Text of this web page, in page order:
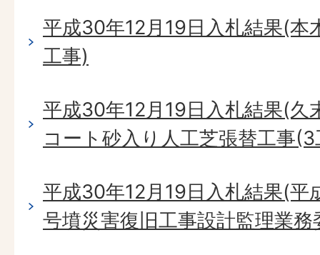
平成30年12月19日入札結果(本
工事)
平成30年12月19日入札結果(久
コート砂入り人工芝張替工事
平成30年12月19日入札結果(平
号墳災害復旧工事設計監理業務